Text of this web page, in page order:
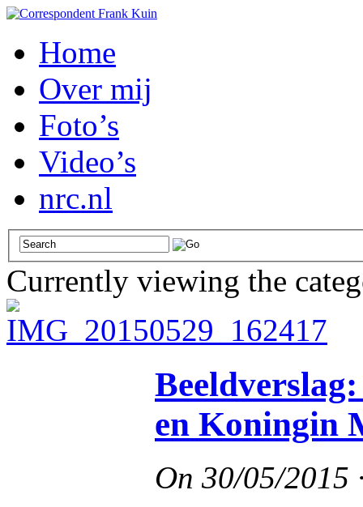
Home
Over mij
Foto’s
Video’s
nrc.nl
Currently viewing the
en Koningin
On 30/05/2015